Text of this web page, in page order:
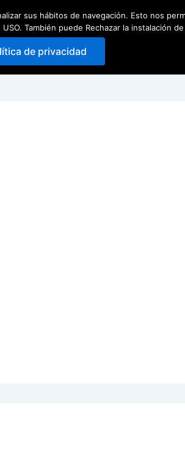
0
sus hábitos de navegación. Esto nos
También puede Rechazar la instalación
de privacidad